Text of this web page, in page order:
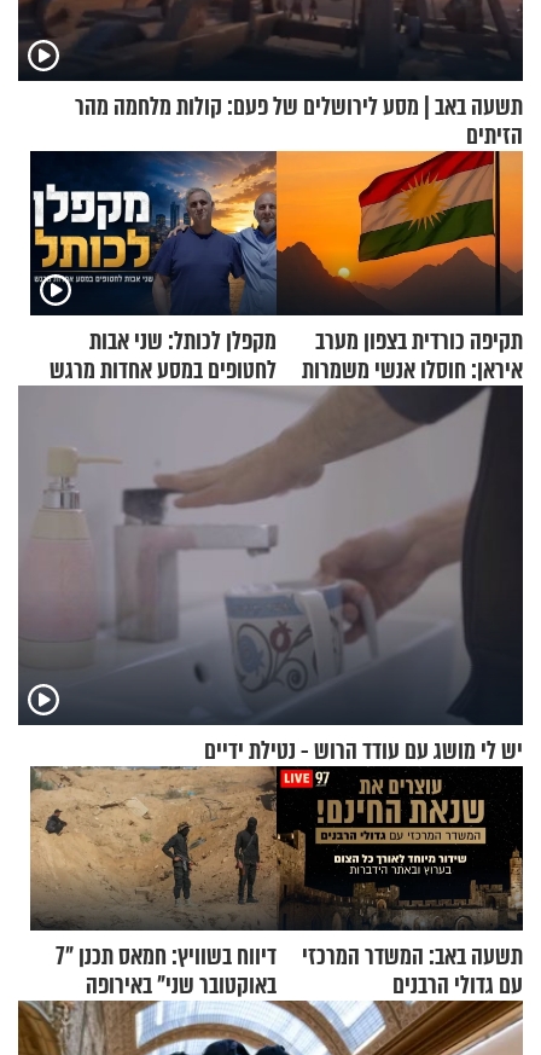
תשעה באב | מסע לירושלים של פעם: קולות מלחמה מהר
הזיתים
תקיפה כורדית בצפון מערב
איראן: חוסלו אנשי משמרות
המהפכה
מקפלן לכותל: שני אבות
לחטופים במסע אחדות מרגש
יש לי מושג עם עודד הרוש - נטילת ידיים
תשעה באב: המשדר המרכזי
עם גדולי הרבנים
דיווח בשוויץ: חמאס תכנן "7
באוקטובר שני" באירופה